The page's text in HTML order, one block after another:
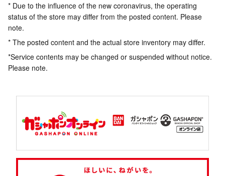
* Due to the influence of the new coronavirus, the operating
status of the store may differ from the posted content. Please
note.
* The posted content and the actual store inventory may differ.
*Service contents may be changed or suspended without notice.
Please note.